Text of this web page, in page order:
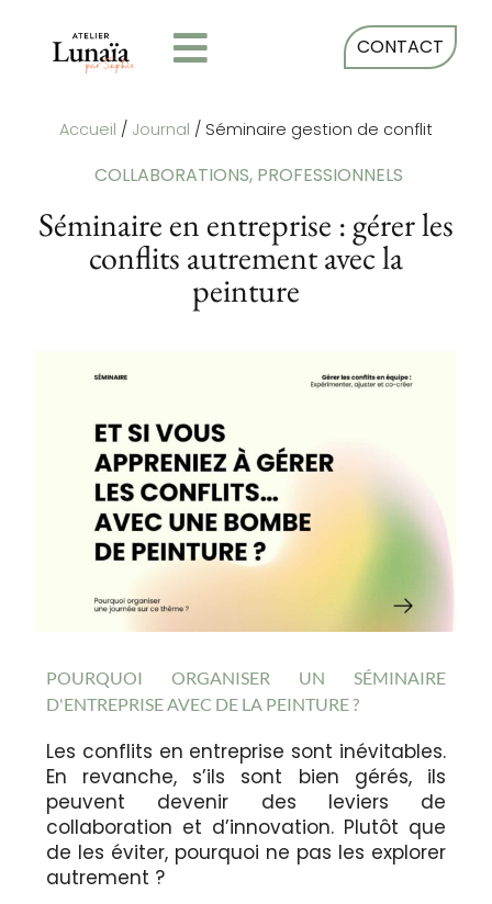
CONTACT
Accueil / Journal / Séminaire gestion de conflit
COLLABORATIONS, PROFESSIONNELS
Séminaire en entreprise : gérer les
conflits autrement avec la
peinture
POURQUOI ORGANISER UN SÉMINAIRE
D'ENTREPRISE AVEC DE LA PEINTURE ?
Les conflits en entreprise sont inévitables.
En revanche, s’ils sont bien gérés, ils
peuvent devenir des leviers de
collaboration et d’innovation. Plutôt que
de les éviter, pourquoi ne pas les explorer
autrement ?